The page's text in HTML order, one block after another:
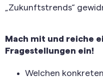
„Zukunftstrends“
Mach mit und reiche
Fragestellungen ein!
Welchen